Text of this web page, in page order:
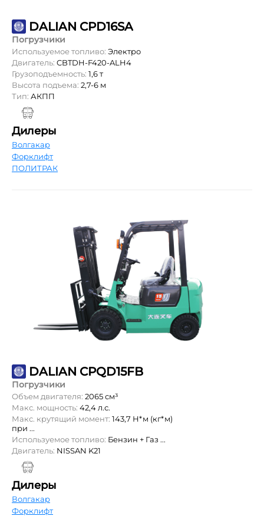
DALIAN CPD16SA
Погрузчики
Используемое топливо: Электро
Двигатель: CBTDH-F420-ALH4
Грузоподъемность: 1,6 т
Высота подъема: 2,7-6 м
Тип: АКПП
Дилеры
Волгакар
Форклифт
ПОЛИТРАК
DALIAN CPQD15FB
Погрузчики
Объем двигателя: 2065 см³
Макс. мощность: 42,4 л.с.
Макс. крутящий момент: 143,7 Н*м (кг*м)
при ...
Используемое топливо: Бензин + Газ ...
Двигатель: NISSAN K21
Дилеры
Волгакар
Форклифт